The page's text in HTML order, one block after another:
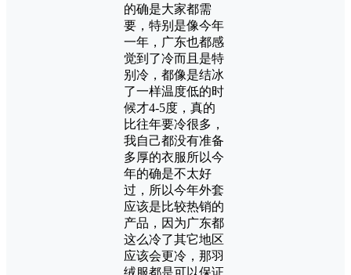
的确是大家都需
要，特别是像今年
一年，广东也都感
觉到了冷而且是特
别冷，都像是结冰
了一样温度低的时
候才4-5度，真的
比往年要冷很多，
我自己都没有准备
多厚的衣服所以今
年的确是不太好
过，所以今年外套
应该是比较热销的
产品，因为广东都
这么冷了其它地区
应该会更冷，那羽
绒服都是可以保证